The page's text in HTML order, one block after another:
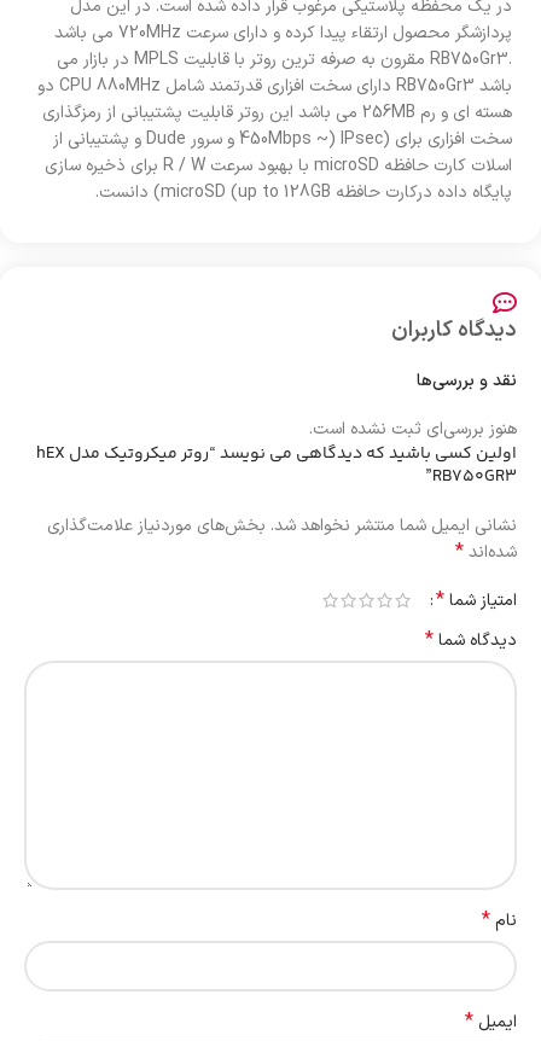
در یک محفظه پلاستیکی مرغوب قرار داده شده است. در این مدل
پردازشگر محصول ارتقاء پیدا کرده و دارای سرعت 720MHz می باشد
.RB750Gr3 مقرون به صرفه ترین روتر با قابلیت MPLS در بازار می
باشد RB750Gr3 دارای سخت افزاری قدرتمند شامل CPU 880MHz دو
هسته ای و رم 256MB می باشد این روتر قابلیت پشتیبانی از رمزگذاری
سخت افزاری برای (IPsec (~ 450Mbps و سرور Dude و پشتیبانی از
اسلات کارت حافظه microSD با بهبود سرعت R / W برای ذخیره سازی
پایگاه داده درکارت حافظه up to 128GB) microSD) دانست.
دیدگاه کاربران
نقد و بررسی‌ها
هنوز بررسی‌ای ثبت نشده است.
اولین کسی باشید که دیدگاهی می نویسد “روتر میکروتیک مدل hEX
RB750GR3”
نشانی ایمیل شما منتشر نخواهد شد. بخش‌های موردنیاز علامت‌گذاری
شده‌اند*
امتیاز شما*
دیدگاه شما*
نام*
ایمیل *